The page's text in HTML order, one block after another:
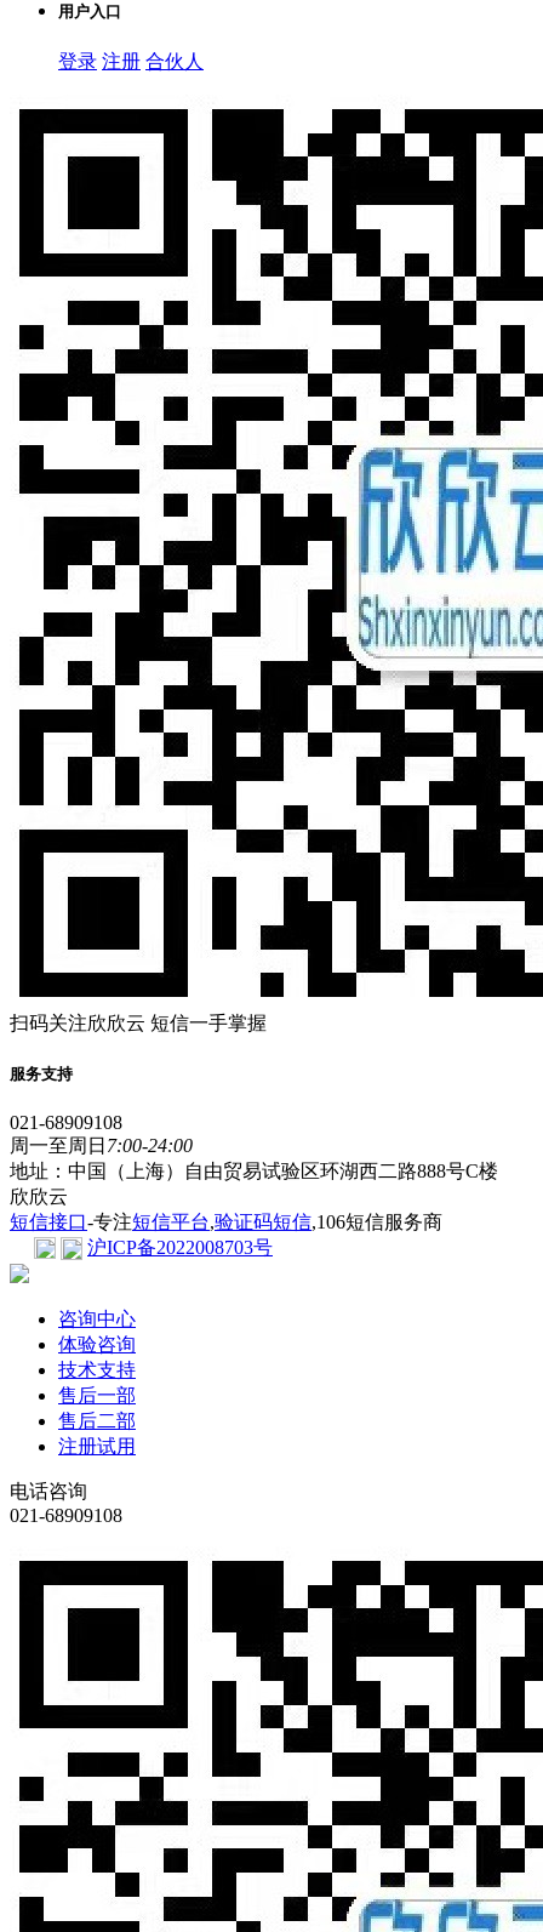
用户入口
登录 注册 合伙人
扫码关注欣欣云 短信一手掌握
服务支持
021-68909108
周一至周日 7:00-24:00
地址：中国（上海）自由贸易试验区环湖西二路888号C楼
欣欣云
短信接口-专注短信平台,验证码短信,106短信服务商
沪ICP备2022008703号
咨询中心
体验咨询
技术支持
售后一部
售后二部
注册试用
电话咨询
021-68909108